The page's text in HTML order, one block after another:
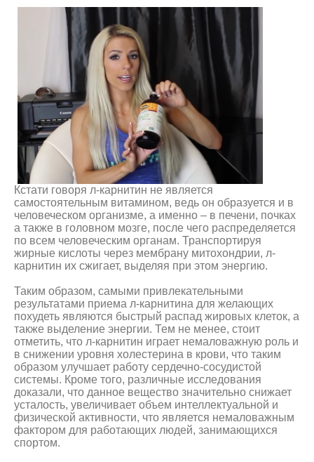
Кстати говоря л-карнитин не является
самостоятельным витамином, ведь он образуется и в
человеческом организме, а именно – в печени, почках
а также в головном мозге, после чего распределяется
по всем человеческим органам. Транспортируя
жирные кислоты через мембрану митохондрии, л-
карнитин их сжигает, выделяя при этом энергию.
Таким образом, самыми привлекательными
результатами приема л-карнитина для желающих
похудеть являются быстрый распад жировых клеток, а
также выделение энергии. Тем не менее, стоит
отметить, что л-карнитин играет немаловажную роль и
в снижении уровня холестерина в крови, что таким
образом улучшает работу сердечно-сосудистой
системы. Кроме того, различные исследования
доказали, что данное вещество значительно снижает
усталость, увеличивает объем интеллектуальной и
физической активности, что является немаловажным
фактором для работающих людей, занимающихся
спортом.